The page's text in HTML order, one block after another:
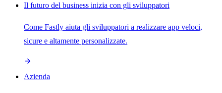
Il futuro del business inizia con gli sviluppatori
Come Fastly aiuta gli sviluppatori a realizzare app veloci,
sicure e altamente personalizzate.
Azienda